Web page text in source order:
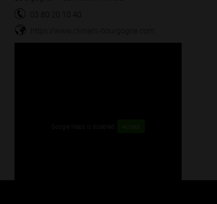
03 80 20 10 40
Google Maps is disabled. Accept